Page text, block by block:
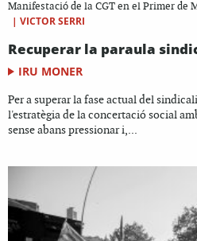
Manifestació de la CGT en el Primer de
| VICTOR SERRI
Recuperar la paraula
IRU MONER
Per a superar la fase actual del
l'estratègia de la concertació social
sense abans pressionar i,...